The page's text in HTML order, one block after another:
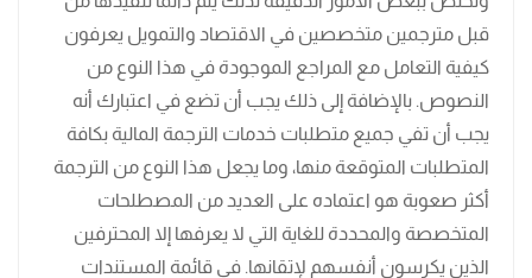
قبل مترجمين متخصصين في الاقتصاد والتمويل يعرفون
كيفية التعامل مع المراجع الموجودة في هذا النوع من
النصوص. بالإضافة إلى ذلك يجب أن تضع في اعتبارك أنه
يجب أن تفي جميع متطلبات خدمات الترجمة المالية بكافة
المتطلبات المتوقعة منها، وما يجعل هذا النوع من الترجمة
أكثر صعوبة هو اعتماده على العديد من المصطلحات
المتخصصة والمحددة للغاية التي لا يعرفها إلا المحترفين
الذين يكرسون أنفسهم لإتقانها. في قائمة المستندات